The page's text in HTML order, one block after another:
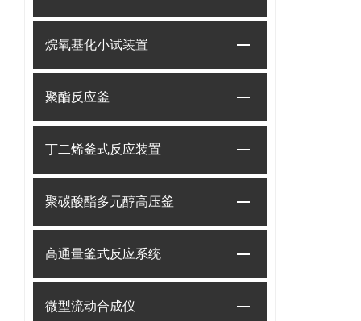
烷氧基化小试装置
聚酯反应釜
丁二烯釜式反应装置
聚碳酸酯多元醇高压釜
高通量釜式反应系统
微型流动合成仪